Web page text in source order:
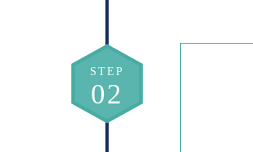
STEP